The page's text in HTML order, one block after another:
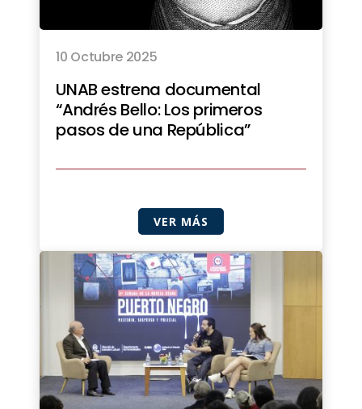
10 Octubre 2025
UNAB estrena documental
“Andrés Bello: Los primeros
pasos de una República”
VER MÁS